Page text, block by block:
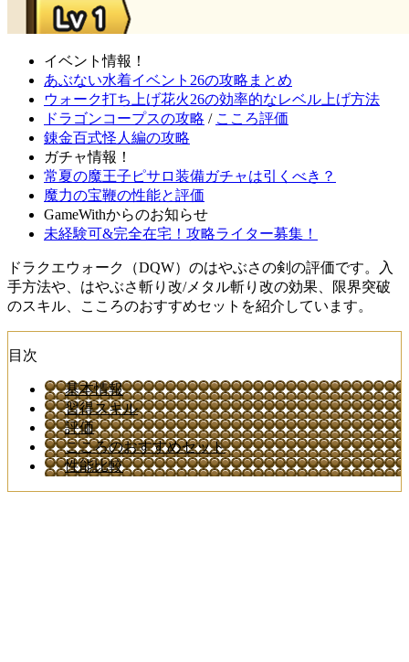
イベント情報！
あぶない水着イベント26の攻略まとめ
ウォーク打ち上げ花火26の効率的なレベル上げ方法
ドラゴンコープスの攻略 / こころ評価
錬金百式怪人編の攻略
ガチャ情報！
常夏の魔王子ピサロ装備ガチャは引くべき？
魔力の宝鞭の性能と評価
GameWithからのお知らせ
未経験可&完全在宅！攻略ライター募集！
ドラクエウォーク（DQW）のはやぶさの剣の評価です。入
手方法や、はやぶさ斬り改/メタル斬り改の効果、限界突破
のスキル、こころのおすすめセットを紹介しています。
目次
基本情報
習得スキル
評価
こころのおすすめセット
性能比較